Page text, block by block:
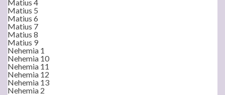
Matius 4
Matius 5
Matius 6
Matius 7
Matius 8
Matius 9
Nehemia 1
Nehemia 10
Nehemia 11
Nehemia 12
Nehemia 13
Nehemia 2